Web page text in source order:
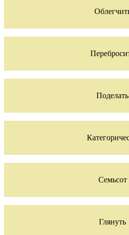
Поделать
Семьсот
Глянуть